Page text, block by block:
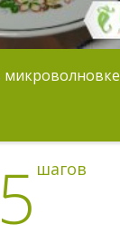
5 шагов